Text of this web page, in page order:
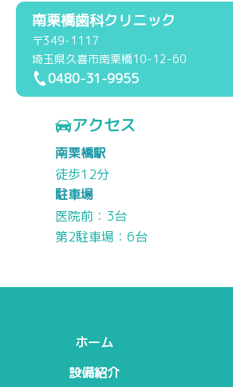
南栗橋歯科クリニック
〒349-1117
埼玉県久喜市南栗橋10-12-60
0480-31-9955
アクセス
南栗橋駅
徒歩12分
駐車場
医院前：3台
第2駐車場：6台
ホーム
設備紹介